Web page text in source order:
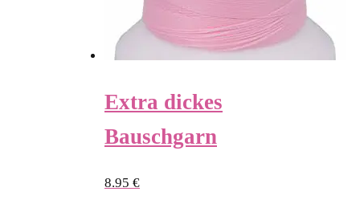
Extra dickes
Bauschgarn
8.95 €